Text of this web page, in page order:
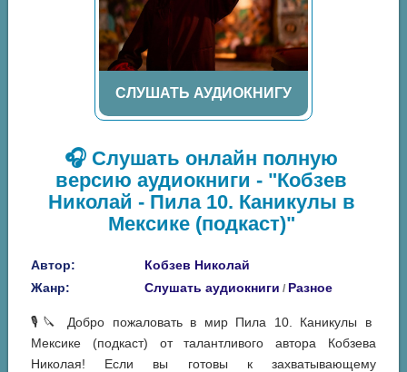
СЛУШАТЬ АУДИОКНИГУ
🎧 Слушать онлайн полную
версию аудиокниги - "Кобзев
Николай - Пила 10. Каникулы в
Мексике (подкаст)"
Автор:
Кобзев Николай
Жанр:
Слушать аудиокниги / Разное
🎙️🔪 Добро пожаловать в мир Пила 10. Каникулы в
Мексике (подкаст) от талантливого автора Кобзева
Николая! Если вы готовы к захватывающему